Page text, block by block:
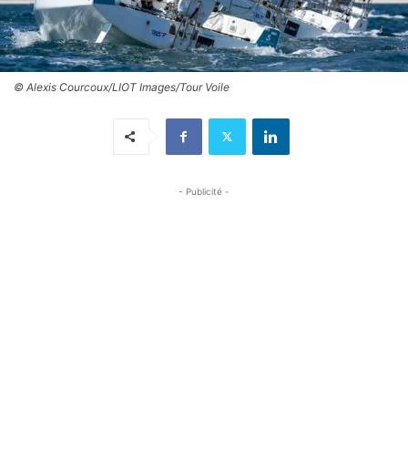
© Alexis Courcoux/LIOT Images/Tour Voile
- Publicité -